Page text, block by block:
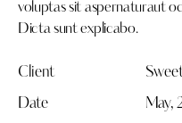
voluptas sit aspernaturaut
Dicta sunt explicabo.
Client
Date May,